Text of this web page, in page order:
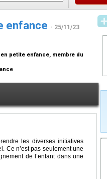
enfance - 25/11/23
petite enfance, membre du
les diverses initiatives
Ce n’est pas seulement une
de l’enfant dans une